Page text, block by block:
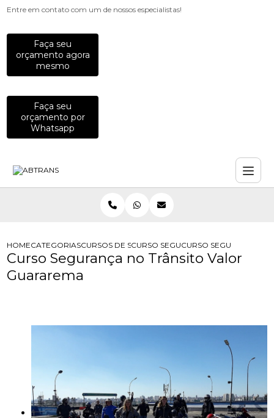
Entre em contato com um de nossos especialistas!
Faça seu
orçamento agora
mesmo
Faça seu
orçamento por
Whatsapp
HOMECATEGORIASCURSOS DE SEGURANCA NO TRANSITO
CURSO SEGURANCA NO TRANSITO
CURSO SEGURANCA
Curso Segurança no Trânsito Valor
Guararema